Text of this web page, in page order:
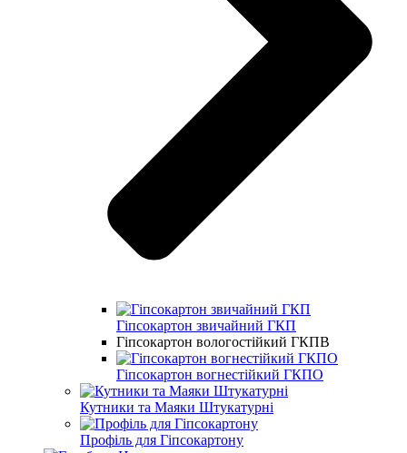
Гіпсокартон звичайний ГКП
Гіпсокартон вологостійкий ГКПВ
Гіпсокартон вогнестійкий ГКПО
Кутники та Маяки Штукатурні
Профіль для Гіпсокартону